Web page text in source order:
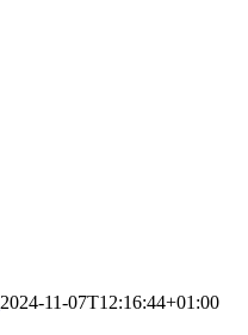
2024-11-07T12:16:44+01:00